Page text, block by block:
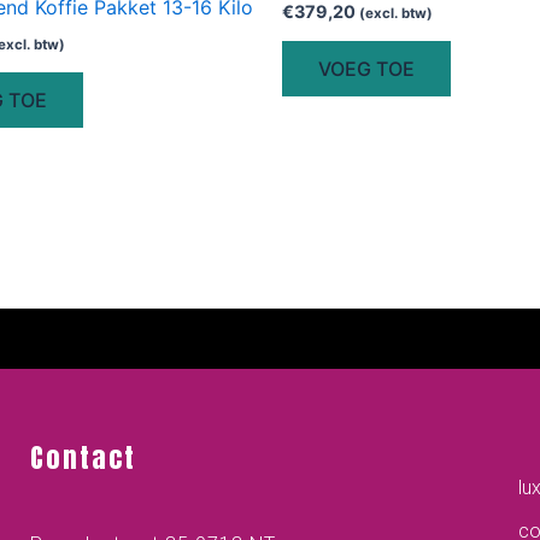
Koffie Pakket 13-16 Kilo
btw)
TOE
€379,20 (excl. btw)
VOEG TOE
Contact